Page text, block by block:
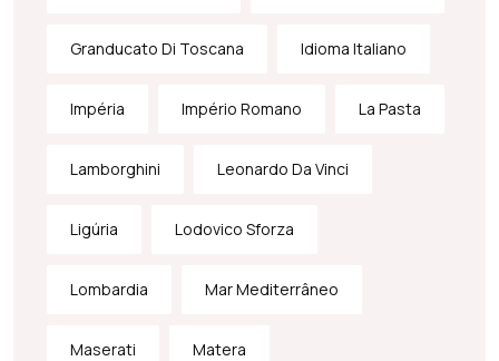
Granducato Di Toscana Idioma Italiano
Impéria Império Romano La Pasta
Lamborghini Leonardo Da Vinci
Ligúria Lodovico Sforza
Lombardia Mar Mediterrâneo
Maserati Matera